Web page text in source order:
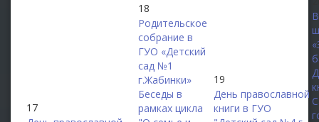
17
18
Родительское
собрание в
ГУО «Детский
сад №1
г.Жабинки»
Беседы в
рамках цикла
19
День православной
книги в ГУО